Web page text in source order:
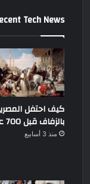
Tech News
كيف احتفل
بالزفاف قبل 700 عام؟
منذ 3 أسابيع